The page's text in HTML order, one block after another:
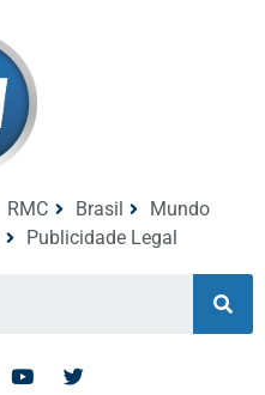
RMC Brasil
Mundo
Publicidade Legal